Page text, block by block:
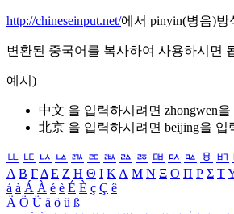
http://chineseinput.net/에서 pinyin(병음)
변환된 중국어를 복사하여 사용하시면
예시)
中文 을 입력하시려면 zhongwen을
北京 을 입력하시려면 beijing을 입
ㅥ ㅦ ㅧ ㅨ ㅩ ㅪ ㅫ ㅬ ㅭ ㅮ ㅯ ㅰ ㅱ ㅲ
Α Β ΓΔ Ε Ζ Η Θ Ι ΚΛ Μ Ν Ξ Ο Π Ρ Σ Τ
á à Á À é è É È ç Ç ê
Ä Ö Ü ä ö ü ß